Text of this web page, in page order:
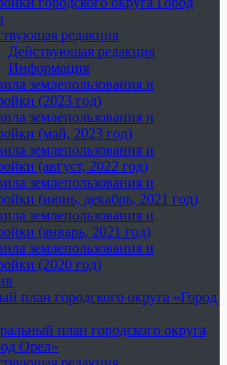
редакция
Действующая редакция
Информация
землепользования и
(2023 год)
землепользования и
(май, 2023 год)
землепользования и
(август, 2022 год)
землепользования и
(июнь, декабрь, 2021 год)
землепользования и
(январь, 2021 год)
землепользования и
(2020 год)
план городского округа «Город
план городского округа
Орел»